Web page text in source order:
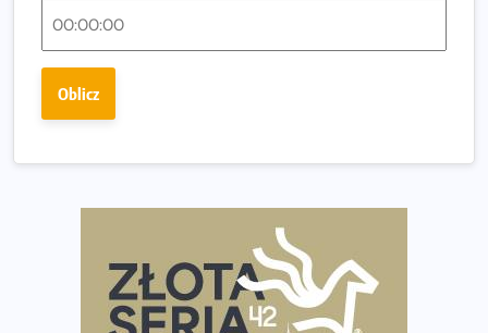
Fabrykanta. Organizatorzy odkrywają trasę dzień po
wybiera wyzwanie trzech największych maratonów w
Praska 5k Run gospodarzem Mistrzostw Polski
Największy Bieg Powstania Warszawskiego w historii.
Ponad 12 tysięcy uczestników pobiegło dla Bohaterów!
Tętno vs tempo – czym kierować się w bieganiu?
Co ma dużo białka? Produkty, które warto włączyć do
Oblicz